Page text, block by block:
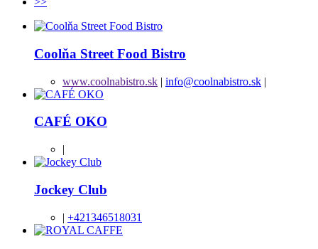
Coolňa Street Food Bistro
www.coolnabistro.sk | info@coolnabistro.sk |
CAFÉ OKO
|
Jockey Club
| +421346518031